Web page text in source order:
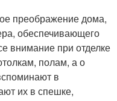
преображение дома,
обеспечивающего
внимание при отделке
полам, а о
в
их в спешке,